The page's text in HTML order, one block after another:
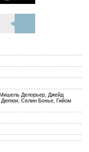
ком.
Делорьер, Джейд
Селин Бонье, Гийом